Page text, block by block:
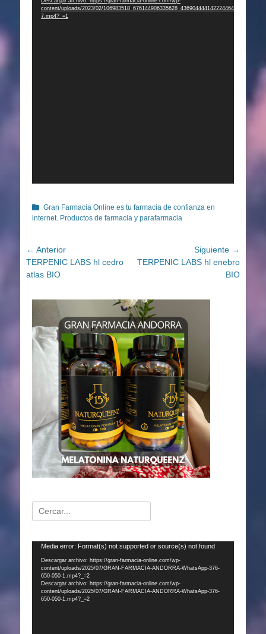
vídeo
content/uploads/2023/02/106983518_676144906335628_436904444142224464_n-
7.mp4?_=1
Categorías
Gran Farmacia Online es tu farmacia de confianza en
internet. Productos de farmacia y parafarmacia
Navegación
de
entradas
← Anterior
Entrada
anterior:
TERPENIC LABS hl cedro
atlas BIO
Siguiente →
Entrada
TERPENIC LABS hl enebro
BIO
Buscar:
Reproductor
vídeo
Media error: Format(s) not supported or source(s) not found
Descargar archivo: https://gran-farmacia-online.com/wp-
content/uploads/2025/07/GRAN-FARMACIA-ANDORRA-WhatsApp-376-
650-050-1.mp4?_=2
Descargar archivo: https://gran-farmacia-online.com/wp-
content/uploads/2025/07/GRAN-FARMACIA-ANDORRA-WhatsApp-376-
650-050-1.mp4?_=2